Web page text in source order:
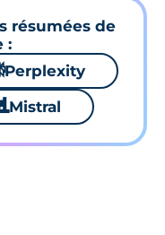
résumées de
:
Perplexity
Mistral